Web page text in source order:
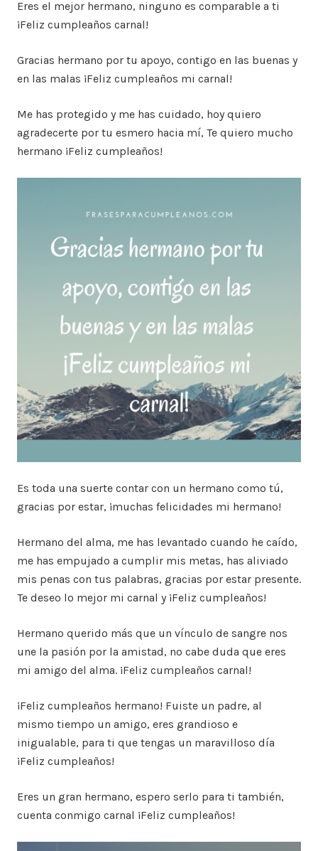
Eres el mejor hermano, ninguno es comparable a ti
¡Feliz cumpleaños carnal!
Gracias hermano por tu apoyo, contigo en las buenas y
en las malas ¡Feliz cumpleaños mi carnal!
Me has protegido y me has cuidado, hoy quiero
agradecerte por tu esmero hacia mí, Te quiero mucho
hermano ¡Feliz cumpleaños!
Es toda una suerte contar con un hermano como tú,
gracias por estar, ¡muchas felicidades mi hermano!
Hermano del alma, me has levantado cuando he caído,
me has empujado a cumplir mis metas, has aliviado
mis penas con tus palabras, gracias por estar presente.
Te deseo lo mejor mi carnal y ¡Feliz cumpleaños!
Hermano querido más que un vínculo de sangre nos
une la pasión por la amistad, no cabe duda que eres
mi amigo del alma. ¡Feliz cumpleaños carnal!
¡Feliz cumpleaños hermano! Fuiste un padre, al
mismo tiempo un amigo, eres grandioso e
inigualable, para ti que tengas un maravilloso día
¡Feliz cumpleaños!
Eres un gran hermano, espero serlo para ti también,
cuenta conmigo carnal ¡Feliz cumpleaños!